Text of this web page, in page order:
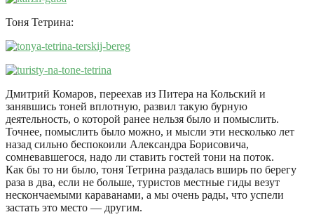
Тоня Тетрина:
Дмитрий Комаров, переехав из Питера на Кольский и
занявшись тоней вплотную, развил такую бурную
деятельность, о которой ранее нельзя было и помыслить.
Точнее, помыслить было можно, и мысли эти несколько лет
назад сильно беспокоили Александра Борисовича,
сомневавшегося, надо ли ставить гостей тони на поток.
Как бы то ни было, тоня Тетрина раздалась вширь по берегу
раза в два, если не больше, туристов местные гиды везут
нескончаемыми караванами, а мы очень рады, что успели
застать это место — другим.